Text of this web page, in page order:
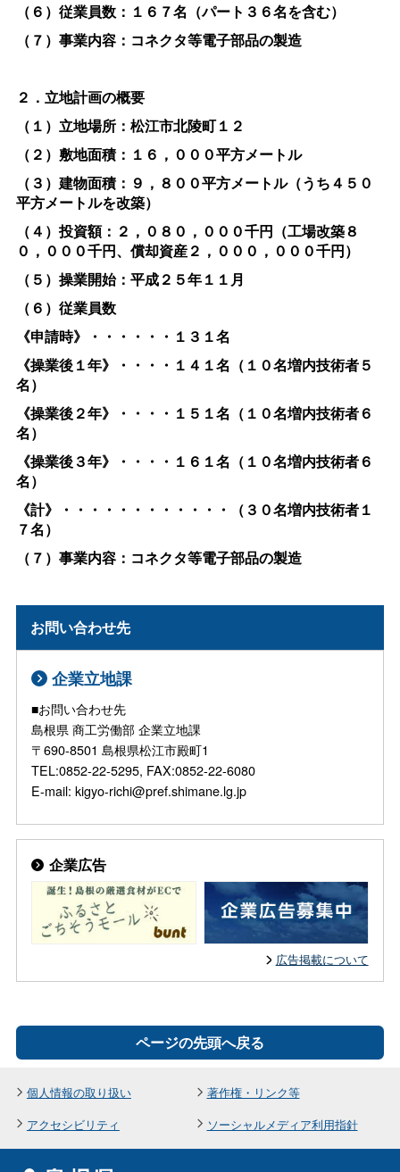
（６）従業員数：１６７名（パート３６名を含む）
（７）事業内容：コネクタ等電子部品の製造
２．立地計画の概要
（１）立地場所：松江市北陵町１２
（２）敷地面積：１６，０００平方メートル
（３）建物面積：９，８００平方メートル（うち４５０
平方メートルを改築）
（４）投資額：２，０８０，０００千円（工場改築８
０，０００千円、償却資産２，０００，０００千円）
（５）操業開始：平成２５年１１月
（６）従業員数
《申請時》・・・・・・１３１名
《操業後１年》・・・・１４１名（１０名増内技術者５
名）
《操業後２年》・・・・１５１名（１０名増内技術者６
名）
《操業後３年》・・・・１６１名（１０名増内技術者６
名）
《計》・・・・・・・・・・・・（３０名増内技術者１
７名）
（７）事業内容：コネクタ等電子部品の製造
お問い合わせ先
企業立地課
■お問い合わせ先
島根県 商工労働部 企業立地課
〒690-8501 島根県松江市殿町1
TEL:0852-22-5295, FAX:0852-22-6080
E-mail: kigyo-richi@pref.shimane.lg.jp
企業広告
広告掲載について
ページの先頭へ戻る
個人情報の取り扱い
著作権・リンク等
アクセシビリティ
ソーシャルメディア利用指針